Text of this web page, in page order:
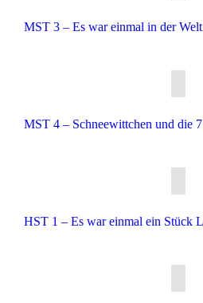
MST 3 – Es war einmal in der
MST 4 – Schneewittchen und die
HST 1 – Es war einmal ein Stück